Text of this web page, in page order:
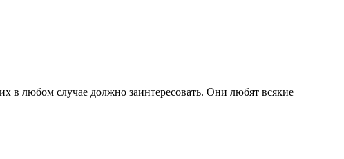
в любом случае должно заинтересовать. Они любят всякие